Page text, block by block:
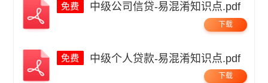
中级公司信贷-易混淆知识点.pdf
下载
中级个人贷款-易混淆知识点.pdf
下载